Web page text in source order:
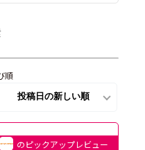
順
のピックアップレビュー